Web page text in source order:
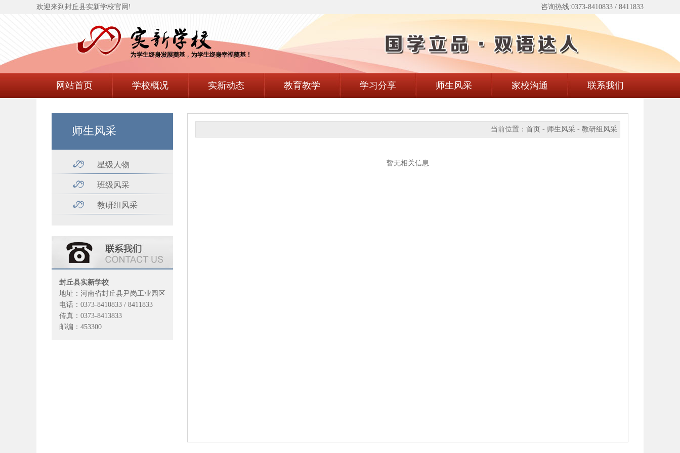
欢迎来到封丘县实新学校官网! 咨询热线:0373-8410833 / 8411833
网站首页 学校概况 实新动态 教育教学 学习分享 师生风采 家校沟通 联系我们
师生风采
星级人物
班级风采
教研组风采
封丘县实新学校
地址：河南省封丘县尹岗工业园区
电话：0373-8410833 / 8411833
传真：0373-8413833
邮编：453300
当前位置： 首页 - 师生风采 - 教研组风采
暂无相关信息